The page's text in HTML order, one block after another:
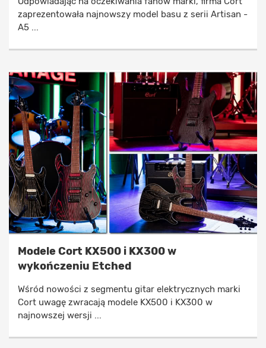
zaprezentowała najnowszy model basu z serii Artisan -
A5 ...
Modele Cort KX500 i KX300 w
wykończeniu Etched
Wśród nowości z segmentu gitar elektrycznych marki
Cort uwagę zwracają modele KX500 i KX300 w
najnowszej wersji ...